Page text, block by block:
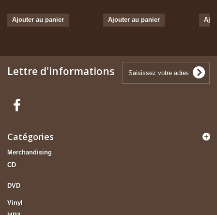
Ajouter au panier Ajouter au panier
Lettre d'informations
Catégories
Merchandising
CD
DVD
Vinyl